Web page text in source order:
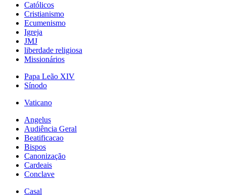
Católicos
Cristianismo
Ecumenismo
Igreja
JMJ
liberdade religiosa
Missionários
Papa Leão XIV
Sínodo
Vaticano
Angelus
Audiência Geral
Beatificacao
Bispos
Canonização
Cardeais
Conclave
Casal